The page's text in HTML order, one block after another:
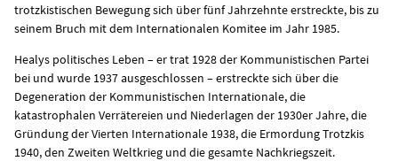
trotzkistischen Bewegung sich über fünf Jahrzehnte erstreckte, bis zu
seinem Bruch mit dem Internationalen Komitee im Jahr 1985.
Healys politisches Leben – er trat 1928 der Kommunistischen Partei
bei und wurde 1937 ausgeschlossen – erstreckte sich über die
Degeneration der Kommunistischen Internationale, die
katastrophalen Verrätereien und Niederlagen der 1930er Jahre, die
Gründung der Vierten Internationale 1938, die Ermordung Trotzkis
1940, den Zweiten Weltkrieg und die gesamte Nachkriegszeit.